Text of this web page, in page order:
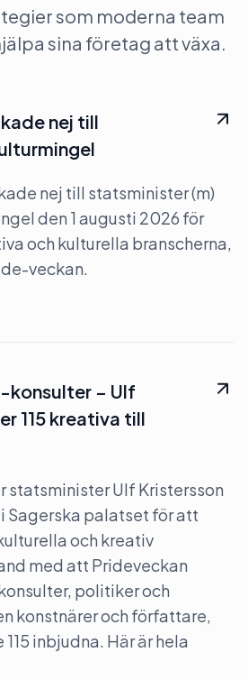
som moderna team
sina företag att växa.
nej till
nej till statsminister (m)
den 1 augusti 2026 för
och kulturella branscherna,
veckan.
konsulter – Ulf
115 kreativa till
statsminister Ulf Kristersson
Sagerska palatset för att
och kreativ
med att Prideveckan
politiker och
konstnärer och författare,
inbjudna. Här är hela